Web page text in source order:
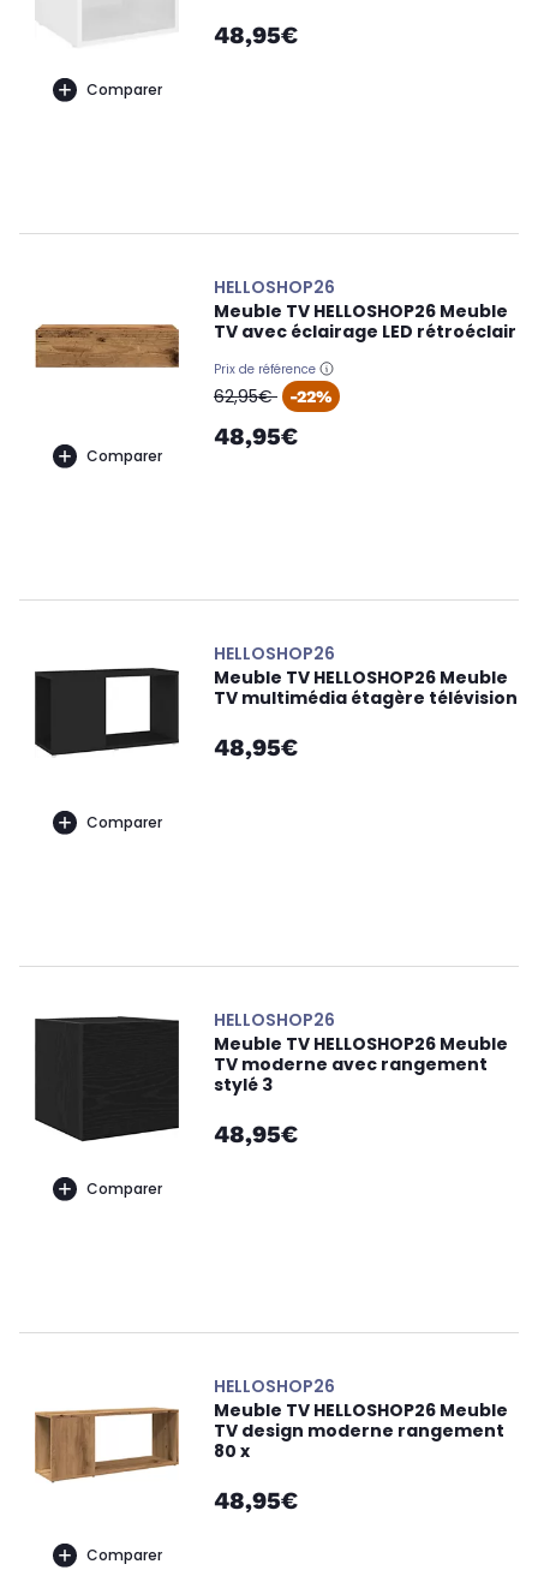
Comparer
48,95€
Comparer
HELLOSHOP26
Meuble TV HELLOSHOP26 Meuble
TV avec éclairage LED rétroéclair
Prix de référence
oldPrice
62,95€ -22%
48,95€
Comparer
HELLOSHOP26
Meuble TV HELLOSHOP26 Meuble
TV multimédia étagère télévision
48,95€
Comparer
HELLOSHOP26
Meuble TV HELLOSHOP26 Meuble
TV moderne avec rangement
stylé 3
48,95€
Comparer
HELLOSHOP26
Meuble TV HELLOSHOP26 Meuble
TV design moderne rangement
80 x
48,95€